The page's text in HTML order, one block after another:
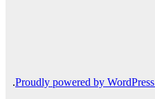
Proudly powered by WordPress
.